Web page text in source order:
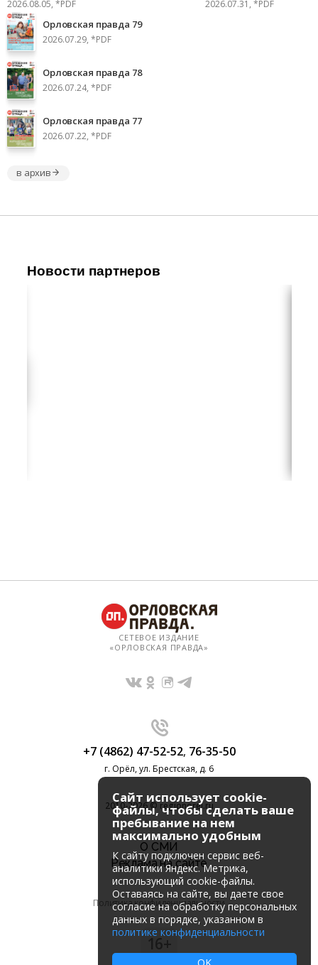
2026.08.05, *PDF 2026.07.31, *PDF
Орловская правда 79
2026.07.29, *PDF
Орловская правда 78
2026.07.24, *PDF
Орловская правда 77
2026.07.22, *PDF
в архив
Новости партнеров
СЕТЕВОЕ ИЗДАНИЕ
«ОРЛОВСКАЯ ПРАВДА»
+7 (4862) 47-52-52, 76-35-50
г. Орёл, ул. Брестская, д. 6
2010-2026 © regionorel.ru
О СМИ
Реклама на сайте
Политика конфиденциальности
16+
Сайт использует cookie-
файлы, чтобы сделать ваше
пребывание на нем
максимально удобным
К cайту подключен сервис веб-
аналитики Яндекс. Метрика,
использующий cookie-файлы.
Оставаясь на сайте, вы даете свое
согласие на обработку персональных
данных в порядке, указанном в
политике конфиденциальности